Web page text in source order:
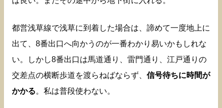
都営浅草線で浅草に到着した場合は、諦めて一度地上に
出て、8番出口へ向かうのが一番わかり易いかもしれな
い。しかし8番出口は馬道通り、雷門通り、江戸通りの
交差点の横断歩道を渡らねばならず、 信号待ちに時間が
かかる。私は普段使わない。